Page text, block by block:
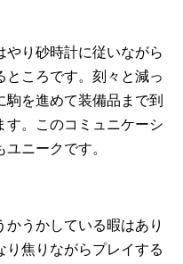
やり砂時計に従いながら
ところです。刻々と減っ
を進めて装備品まで到
す。このコミュニケーシ
ニークです。
うかしている暇はあり
り焦りながらプレイする